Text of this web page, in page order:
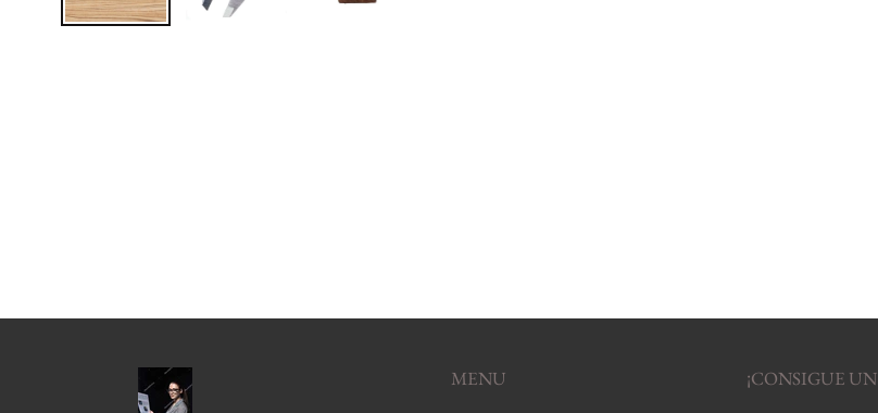
MENU ¡CONSIGUE